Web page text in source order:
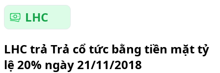
LHC
LHC trả Trả cổ tức bằng tiền mặt tỷ
lệ 20% ngày 21/11/2018